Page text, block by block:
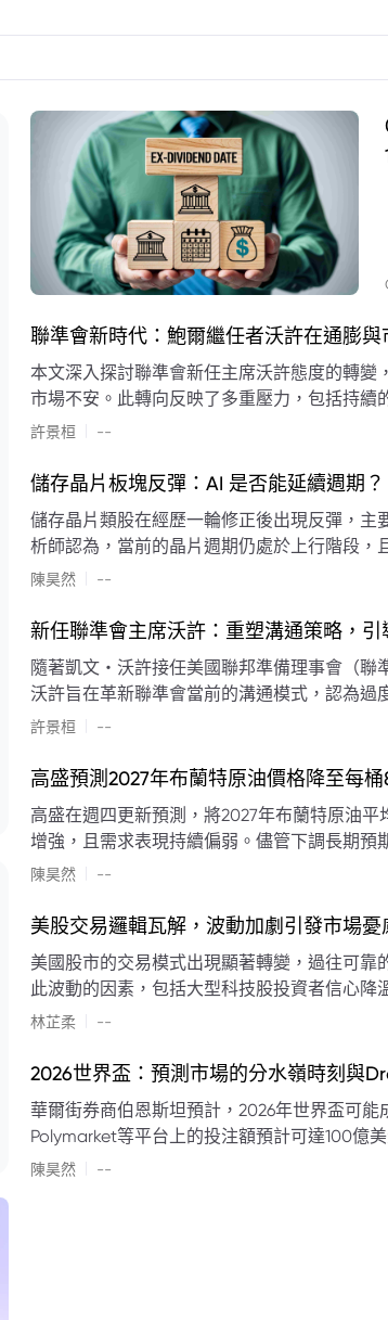
聯準會新時代：鮑爾繼任者沃許在通膨
本文深入探討聯準會新任主席沃許態度的轉
市場不安。此轉向反映了多重壓力，包括持續
素限制了聯準會實施降息或激進縮減資產負債
許景桓 --
儲存晶片板塊反彈：AI 是否能延續週期？
儲存晶片類股在經歷一輪修正後出現反彈，主
析師認為，當前的晶片週期仍處於上行階段，
限的支撐下，價格預期將持續走高。
陳昊然 --
新任聯準會主席沃許：重塑溝通策略，引
隨著凱文・沃許接任美國聯邦準備理事會（
沃許旨在革新聯準會當前的溝通模式，認為過
計畫重塑政策預期的發布方式及其頻率，目標
許景桓 --
高盛預測2027年布蘭特原油價格降至每
高盛在週四更新預測，將2027年布蘭特原油
增強，且需求表現持續偏弱。儘管下調長期預
蘭特原油均價為每桶90美元。該行認為，美國
其影響低於預期，二季度的全球供應缺口（每
口受阻持續，2026年底油價可能升至每桶110
若供應快速恢復且需求進一步走弱，2026年
美元。
陳昊然 --
美股交易邏輯瓦解，波動加劇引發市場憂
美國股市的交易模式出現顯著轉變，過往可
此波動的因素，包括大型科技股投資者信心
矛盾信號。專家意見顯示，雙向交易與市場震
點：** * **交易邏輯轉變：** 順勢做多的市場邏輯已瓦解，市場走向變得難以預測。 * **科技股信心減弱：**
現顯著的單日反轉幅度，整體市場穩定性大幅下降。 * **經濟數據拉扯：** 經濟數據表現出
縮貨幣政策預期升溫之間形成拉扯，加劇市場不確定性。 * **專家預期：** 預計將
切換，投資者意見分歧程度處於極高水平。 * **聚焦聯準會：** 聯準會的利率決議及後續記者會，被視為短
林芷柔 --
2026世界盃：預測市場的分水嶺時刻與
華爾街券商伯恩斯坦預計，2026年世界盃可
Polymarket等平台上的投注額預計可達100億
道、西班牙語轉播權以及對預測市場業務的拓
陳昊然 --